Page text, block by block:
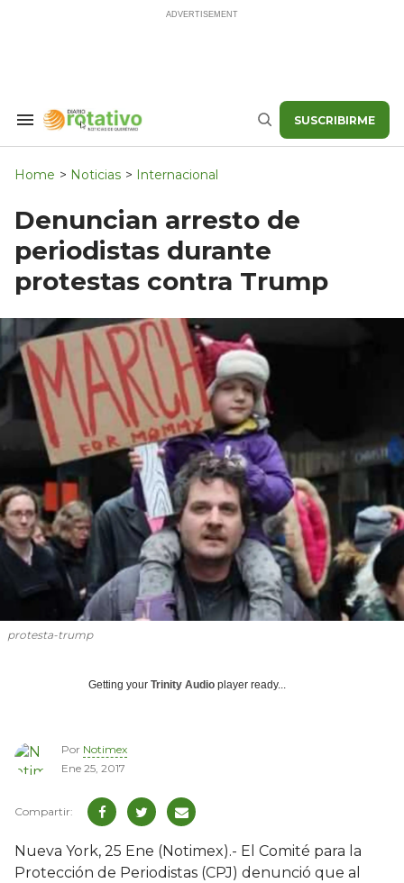
Search
Navigation
Buscar SUSCRIBIRME
Home > Noticias > Internacional
Denuncian arresto de
periodistas durante
protestas contra Trump
protesta-trump
Getting your Trinity Audio player ready...
Por Notimex
Ene 25, 2017
Nueva York, 25 Ene (Notimex).- El Comité para la
Protección de Periodistas (CPJ) denunció que al